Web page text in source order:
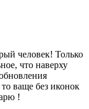
человек! Только
что наверху
ваще без иконок
!